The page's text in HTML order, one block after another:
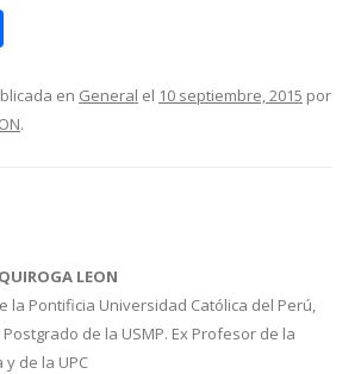
m
p
en General el 10 septiembre, 2015 por
.
LEON
la Pontificia Universidad Católica del Perú,
de la USMP. Ex Profesor de la
de la UPC